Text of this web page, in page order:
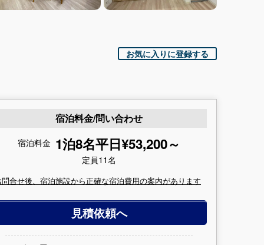
お気に入りに登録する
宿泊料金/問い合わせ
宿泊料金 1泊8名平日¥53,200～
定員11名
合せ後、宿泊施設から正確な宿泊費用の案内があります
見積依頼へ